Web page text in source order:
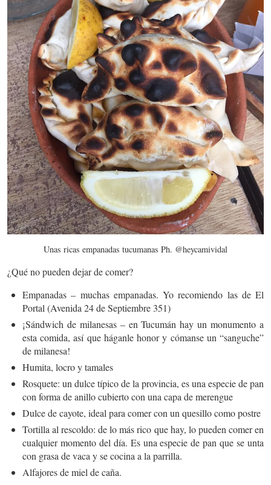
Unas ricas empanadas tucumanas Ph. @heycamividal
¿Qué no pueden dejar de comer?
Empanadas – muchas empanadas. Yo recomiendo las de El
Portal (Avenida 24 de Septiembre 351)
¡Sándwich de milanesas – en Tucumán hay un monumento a
esta comida, así que háganle honor y cómanse un “sanguche”
de milanesa!
Humita, locro y tamales
Rosquete: un dulce típico de la provincia, es una especie de pan
con forma de anillo cubierto con una capa de merengue
Dulce de cayote, ideal para comer con un quesillo como postre
Tortilla al rescoldo: de lo más rico que hay, lo pueden comer en
cualquier momento del día. Es una especie de pan que se unta
con grasa de vaca y se cocina a la parrilla.
Alfajores de miel de caña.